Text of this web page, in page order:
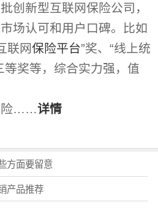
创新型互联网保险公司，
场认可和用户口碑。比如
联网保险平台”奖、“线上统
等奖等，综合实力强，值
险……详情
方面要留意
产品推荐